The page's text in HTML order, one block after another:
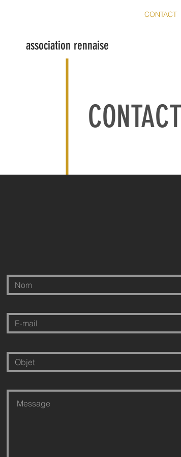
CONTACT
CONTACT
association rennaise